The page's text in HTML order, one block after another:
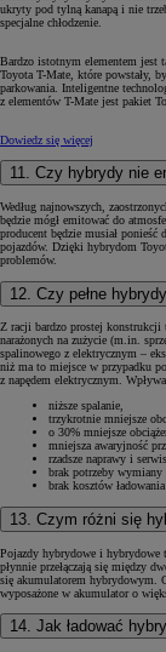
ukryty pod tylną kanapą i nie
specjalne chłodzenie.
Bardzo istotnym elementem jest
Toyota T-Mate, które powstały,
parkowania. Inteligentne
z elementów T-Mate jest pakiet
Dowiedz się więcej
11. Czy hybrydy nie
Według najnowszych,
będzie mógł emitować do
producent będzie musiał
pojazdów. Dzięki hybrydom
problemów.
12. Czy pełne
Z racji bardzo prostej
narażonych na zużycie (m.in.
spalinowego z elektrycznym –
niż ma to miejsce w przypadku
z napędem elektrycznym.
niższe spalanie,
trzykrotnie mniejsze
o 30% mniejsze
mniejsza awaryjność
rzadsze naprawy i
brak potrzeby wymiany
brak kosztów
13. Czym różni się
Pojazdy hybrydowe i hybrydowe
płynnie przełączają się między
się akumulatorem hybrydowym.
wyposażone w akumulator o
14. Jak ładować